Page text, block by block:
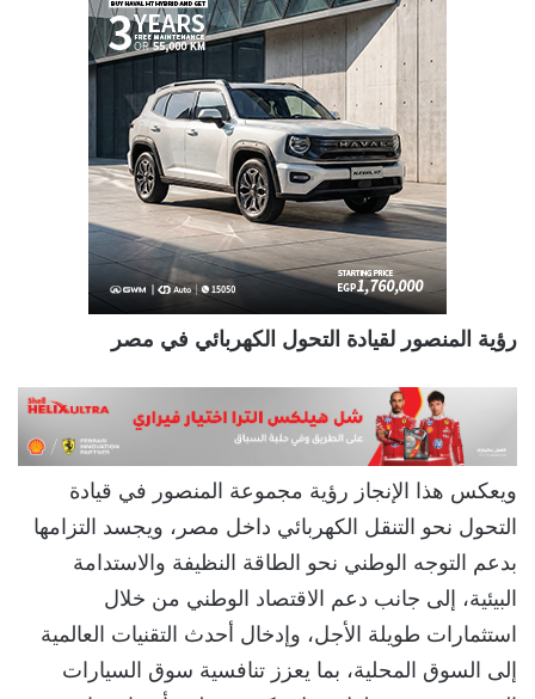
رؤية المنصور لقيادة التحول الكهربائي في مصر
ويعكس هذا الإنجاز رؤية مجموعة المنصور في قيادة
التحول نحو التنقل الكهربائي داخل مصر، ويجسد التزامها
بدعم التوجه الوطني نحو الطاقة النظيفة والاستدامة
البيئية، إلى جانب دعم الاقتصاد الوطني من خلال
استثمارات طويلة الأجل، وإدخال أحدث التقنيات العالمية
إلى السوق المحلية، بما يعزز تنافسية سوق السيارات